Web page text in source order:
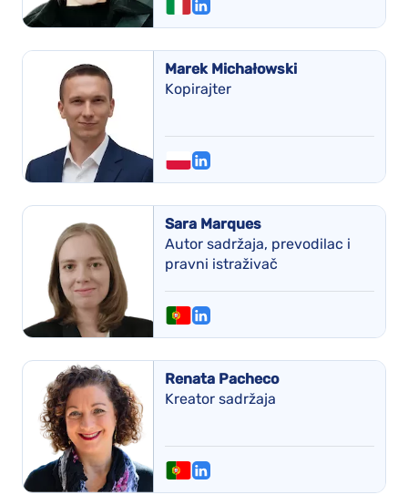
Marek Michałowski
Kopirajter
Sara Marques
Autor sadržaja, prevodilac i
pravni istraživač
Renata Pacheco
Kreator sadržaja